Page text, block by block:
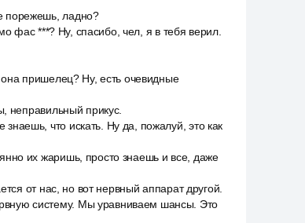
порежешь, ладно?
фас ***? Ну, спасибо, чел, я в тебя верил.
она пришелец? Ну, есть очевидные
неправильный прикус.
что искать. Ну да, пожалуй, это как
их жаришь, просто знаешь и все, даже
от нас, но вот нервный аппарат другой.
систему. Мы уравниваем шансы. Это